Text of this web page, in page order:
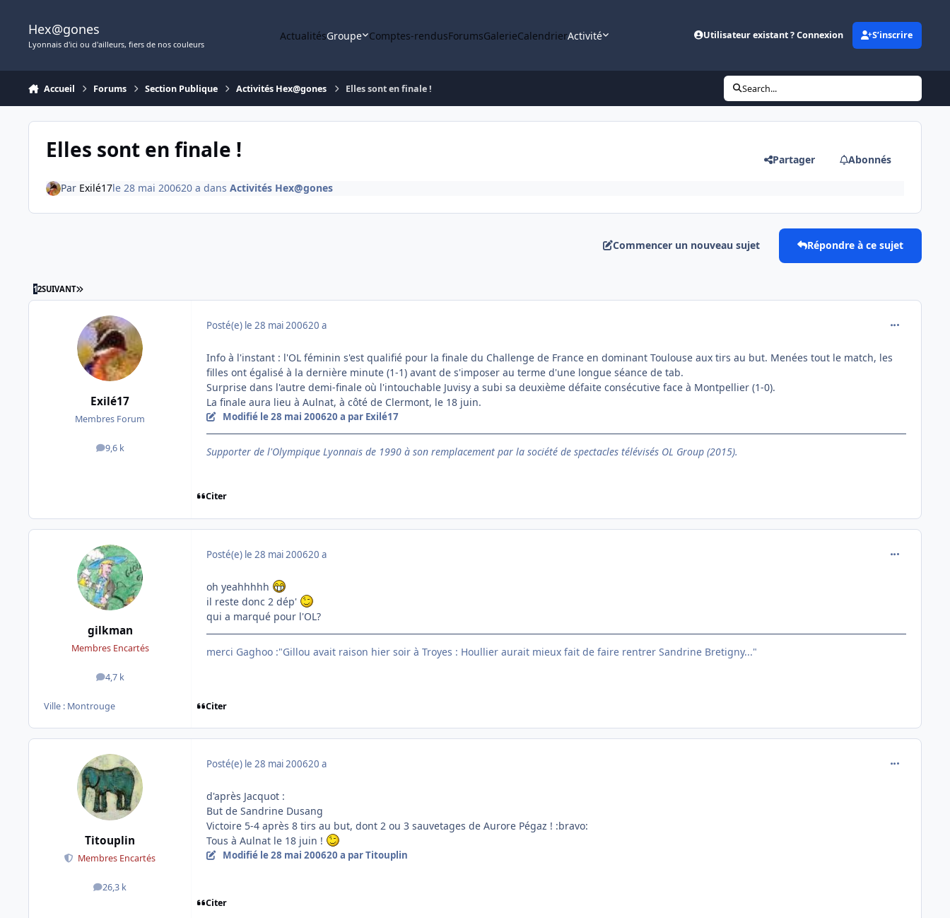
Hex@gones
Lyonnais d'ici ou d'ailleurs, fiers de nos couleurs
ActualitésGroupe Comptes-rendusForumsGalerieCalendrierActivité Utilisateur existant ? Connexion S’inscrire
Accueil Forums Section Publique Activités Hex@gones Elles sont en finale ! Search...
Elles sont en finale ! Partager Abonnés
Par Exilé17le 28 mai 200620 a dans Activités Hex@gones
Commencer un nouveau sujet Répondre à ce sujet
12SUIVANT DERNIÈRE PAGE
Exilé17
Membres Forum
9,6 k
messages
Posté(e) le 28 mai 200620 a
Info à l'instant : l'OL féminin s'est qualifié pour la finale du Challenge de France en dominant Toulouse aux tirs au but. Menées tout le match, les
filles ont égalisé à la dernière minute (1-1) avant de s'imposer au terme d'une longue séance de tab.
Surprise dans l'autre demi-finale où l'intouchable Juvisy a subi sa deuxième défaite consécutive face à Montpellier (1-0).
La finale aura lieu à Aulnat, à côté de Clermont, le 18 juin.
Modifié le 28 mai 200620 a par Exilé17
Supporter de l'Olympique Lyonnais de 1990 à son remplacement par la société de spectacles télévisés OL Group (2015).
Citer
gilkman
Membres Encartés
4,7 k
messages
Ville : Montrouge
Posté(e) le 28 mai 200620 a
oh yeahhhhh
il reste donc 2 dép'
qui a marqué pour l'OL?
merci Gaghoo :"Gillou avait raison hier soir à Troyes : Houllier aurait mieux fait de faire rentrer Sandrine Bretigny..."
Citer
Titouplin
Membres Encartés
26,3 k
messages
Posté(e) le 28 mai 200620 a
d'après Jacquot :
But de Sandrine Dusang
Victoire 5-4 après 8 tirs au but, dont 2 ou 3 sauvetages de Aurore Pégaz ! :bravo:
Tous à Aulnat le 18 juin !
Modifié le 28 mai 200620 a par Titouplin
Citer